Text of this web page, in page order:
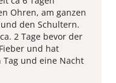
Ohren, am ganzen
den Schultern.
2 Tage bevor der
und hat
und eine Nacht